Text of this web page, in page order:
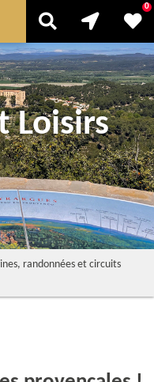
Loisirs
0
randonnées et circuits